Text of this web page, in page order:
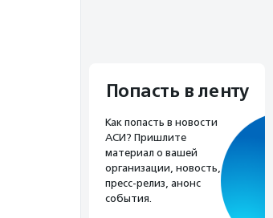
Попасть в ленту
Как попасть в новости
АСИ? Пришлите
материал о вашей
организации, новость,
пресс-релиз, анонс
события.